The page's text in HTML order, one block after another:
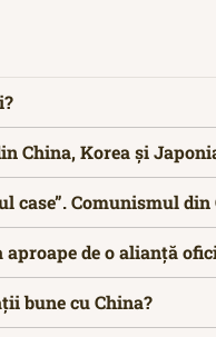
China, Korea și
case”. Comunismul
de o alianță
bune cu China?